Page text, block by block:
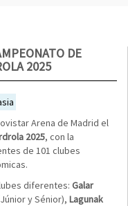
DE
2025
Arena de Madrid el
2025, con la
de 101 clubes
diferentes: Galar
y Sénior), Lagunak